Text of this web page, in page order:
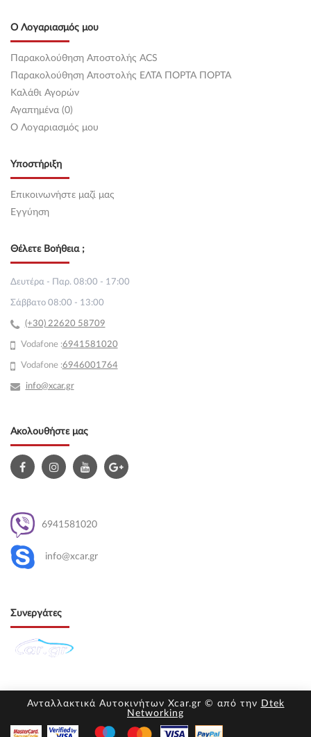
Ο Λογαριασμός μου
Παρακολούθηση Αποστολής ACS
Παρακολούθηση Αποστολής ΕΛΤΑ ΠΟΡΤΑ ΠΟΡΤΑ
Καλάθι Αγορών
Αγαπημένα (0)
O Λογαριασμός μου
Υποστήριξη
Επικοινωνήστε μαζί μας
Εγγύηση
Θέλετε Βοήθεια ;
Δευτέρα - Παρ. 08:00 - 17:00
Σάββατο 08:00 - 13:00
(+30) 22620 58709
Vodafone :6941581020
Vodafone :6946001764
info@xcar.gr
Ακολουθήστε μας
6941581020
info@xcar.gr
Συνεργάτες
Ανταλλακτικά Αυτοκινήτων Xcar.gr © από την Dtek
Networking